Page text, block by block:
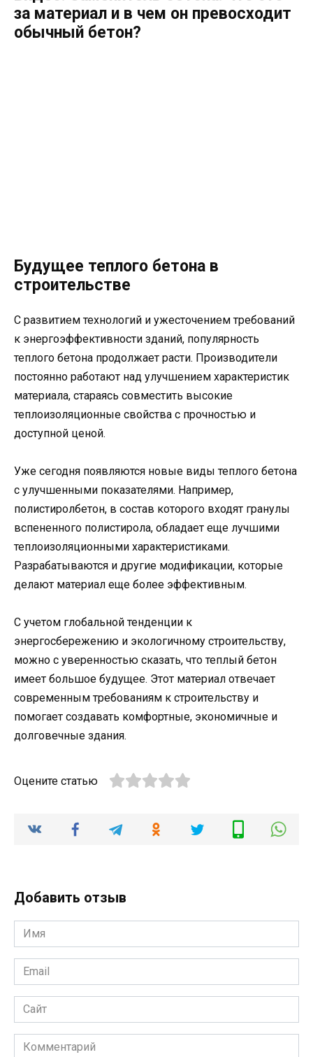
за материал и в чем он превосходит
обычный бетон?
Будущее теплого бетона в
строительстве
С развитием технологий и ужесточением требований
к энергоэффективности зданий, популярность
теплого бетона продолжает расти. Производители
постоянно работают над улучшением характеристик
материала, стараясь совместить высокие
теплоизоляционные свойства с прочностью и
доступной ценой.
Уже сегодня появляются новые виды теплого бетона
с улучшенными показателями. Например,
полистиролбетон, в состав которого входят гранулы
вспененного полистирола, обладает еще лучшими
теплоизоляционными характеристиками.
Разрабатываются и другие модификации, которые
делают материал еще более эффективным.
С учетом глобальной тенденции к
энергосбережению и экологичному строительству,
можно с уверенностью сказать, что теплый бетон
имеет большое будущее. Этот материал отвечает
современным требованиям к строительству и
помогает создавать комфортные, экономичные и
долговечные здания.
Оцените статью
Добавить отзыв
Имя
*
Email
*
Сайт
Комментарий